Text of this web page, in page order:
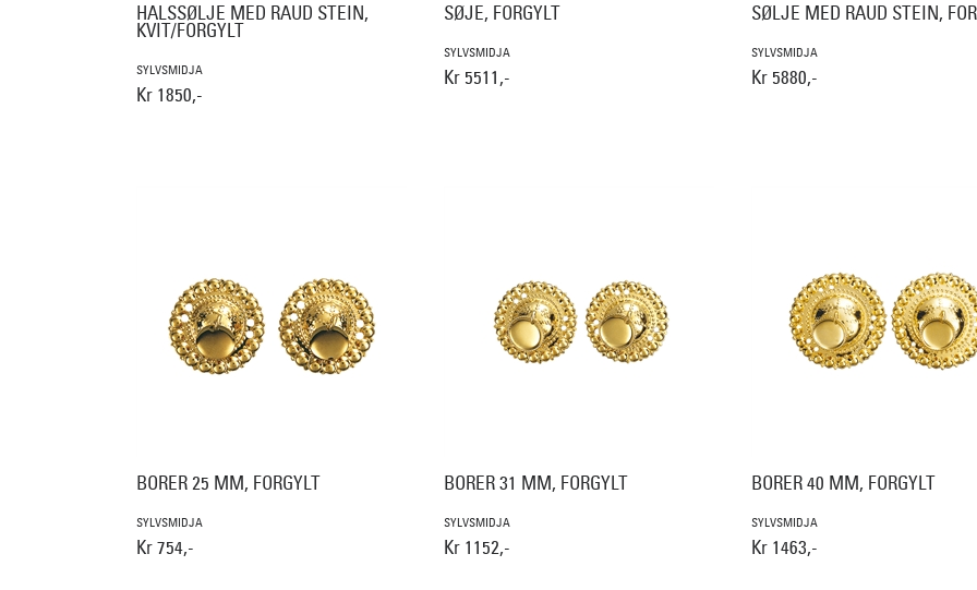
HALSSØLJE MED RAUD STEIN,
KVIT/FORGYLT
SYLVSMIDJA
Kr 1850,-
SØJE, FORGYLT
SYLVSMIDJA
Kr 5511,-
SØLJE MED RAUD STEIN,
SYLVSMIDJA
Kr 5880,-
BORER 25 MM, FORGYLT
SYLVSMIDJA
Kr 754,-
BORER 31 MM, FORGYLT
SYLVSMIDJA
Kr 1152,-
BORER 40 MM, FORGYLT
SYLVSMIDJA
Kr 1463,-